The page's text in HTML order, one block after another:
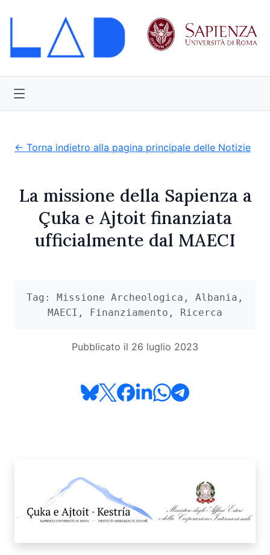
← Torna indietro alla pagina principale delle Notizie
La missione della Sapienza a
Çuka e Ajtoit finanziata
ufficialmente dal MAECI
Tag: Missione Archeologica, Albania,
MAECI, Finanziamento, Ricerca
Pubblicato il 26 luglio 2023